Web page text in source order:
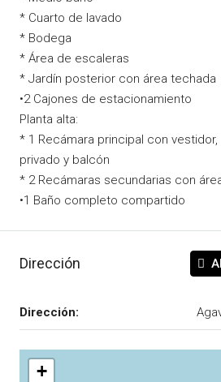
* Cuarto de lavado
* Bodega
* Área de escaleras
* Jardín posterior con área techada
•2 Cajones de estacionamiento
Planta alta:
* 1 Recámara principal con
privado y balcón
* 2 Recámaras secundarias con
•1 Baño completo compartido
Dirección
Dirección:
+